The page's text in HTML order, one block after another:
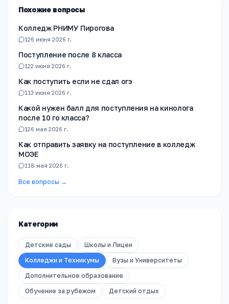
Похожие вопросы
Колледж РНИМУ Пирогова
126 июня 2026 г.
Поступление после 8 класса
122 июня 2026 г.
Как поступить если не сдал огэ
1 13 июня 2026 г.
Какой нужен балл для поступления на кинолога
после 10 го класса?
126 мая 2026 г.
Как отправить заявку на поступление в колледж
МОЭЕ
1 18 мая 2026 г.
Все вопросы →
Категории
Детские сады
Школы и Лицеи
Колледжи и Техникумы
Вузы и Университеты
Дополнительное образование
Обучение за рубежом
Детский отдых